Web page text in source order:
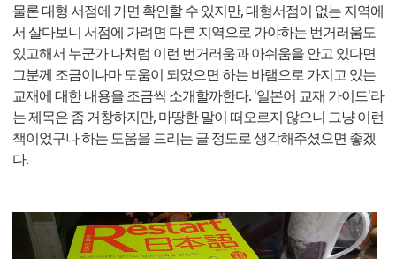
물론 대형 서점에 가면 확인할 수 있지만, 대형서점이 없는 지역에
서 살다보니 서점에 가려면 다른 지역으로 가야하는 번거러움도
있고해서 누군가 나처럼 이런 번거러움과 아쉬움을 안고 있다면
그분께 조금이나마 도움이 되었으면 하는 바램으로 가지고 있는
교재에 대한 내용을 조금씩 소개할까한다. '일본어 교재 가이드'라
는 제목은 좀 거창하지만, 마땅한 말이 떠오르지 않으니 그냥 이런
책이었구나 하는 도움을 드리는 글 정도로 생각해주셨으면 좋겠
다.